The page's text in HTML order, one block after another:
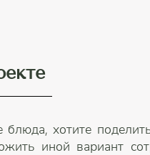
хотите
иной вариант